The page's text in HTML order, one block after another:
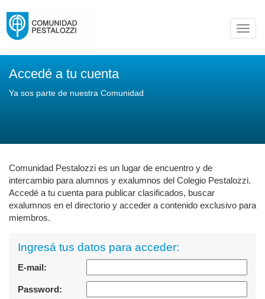
Accedé a tu cuenta
Ya sos parte de nuestra Comunidad
Comunidad Pestalozzi es un lugar de encuentro y de
intercambio para alumnos y exalumnos del Colegio Pestalozzi.
Accedé a tu cuenta para publicar clasificados, buscar
exalumnos en el directorio y acceder a contenido exclusivo para
miembros.
Ingresá tus datos para acceder:
E-mail:
Password: